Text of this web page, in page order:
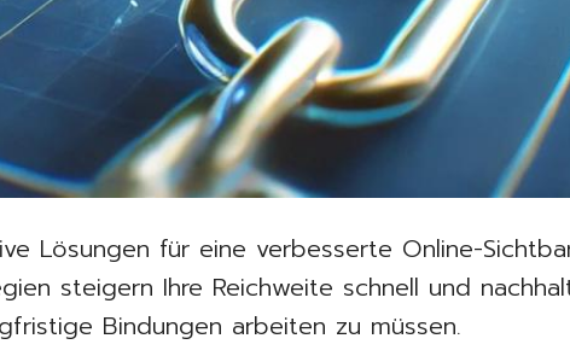
Lösungen für eine verbesserte Online-
steigern Ihre Reichweite schnell und
Bindungen arbeiten zu müssen.